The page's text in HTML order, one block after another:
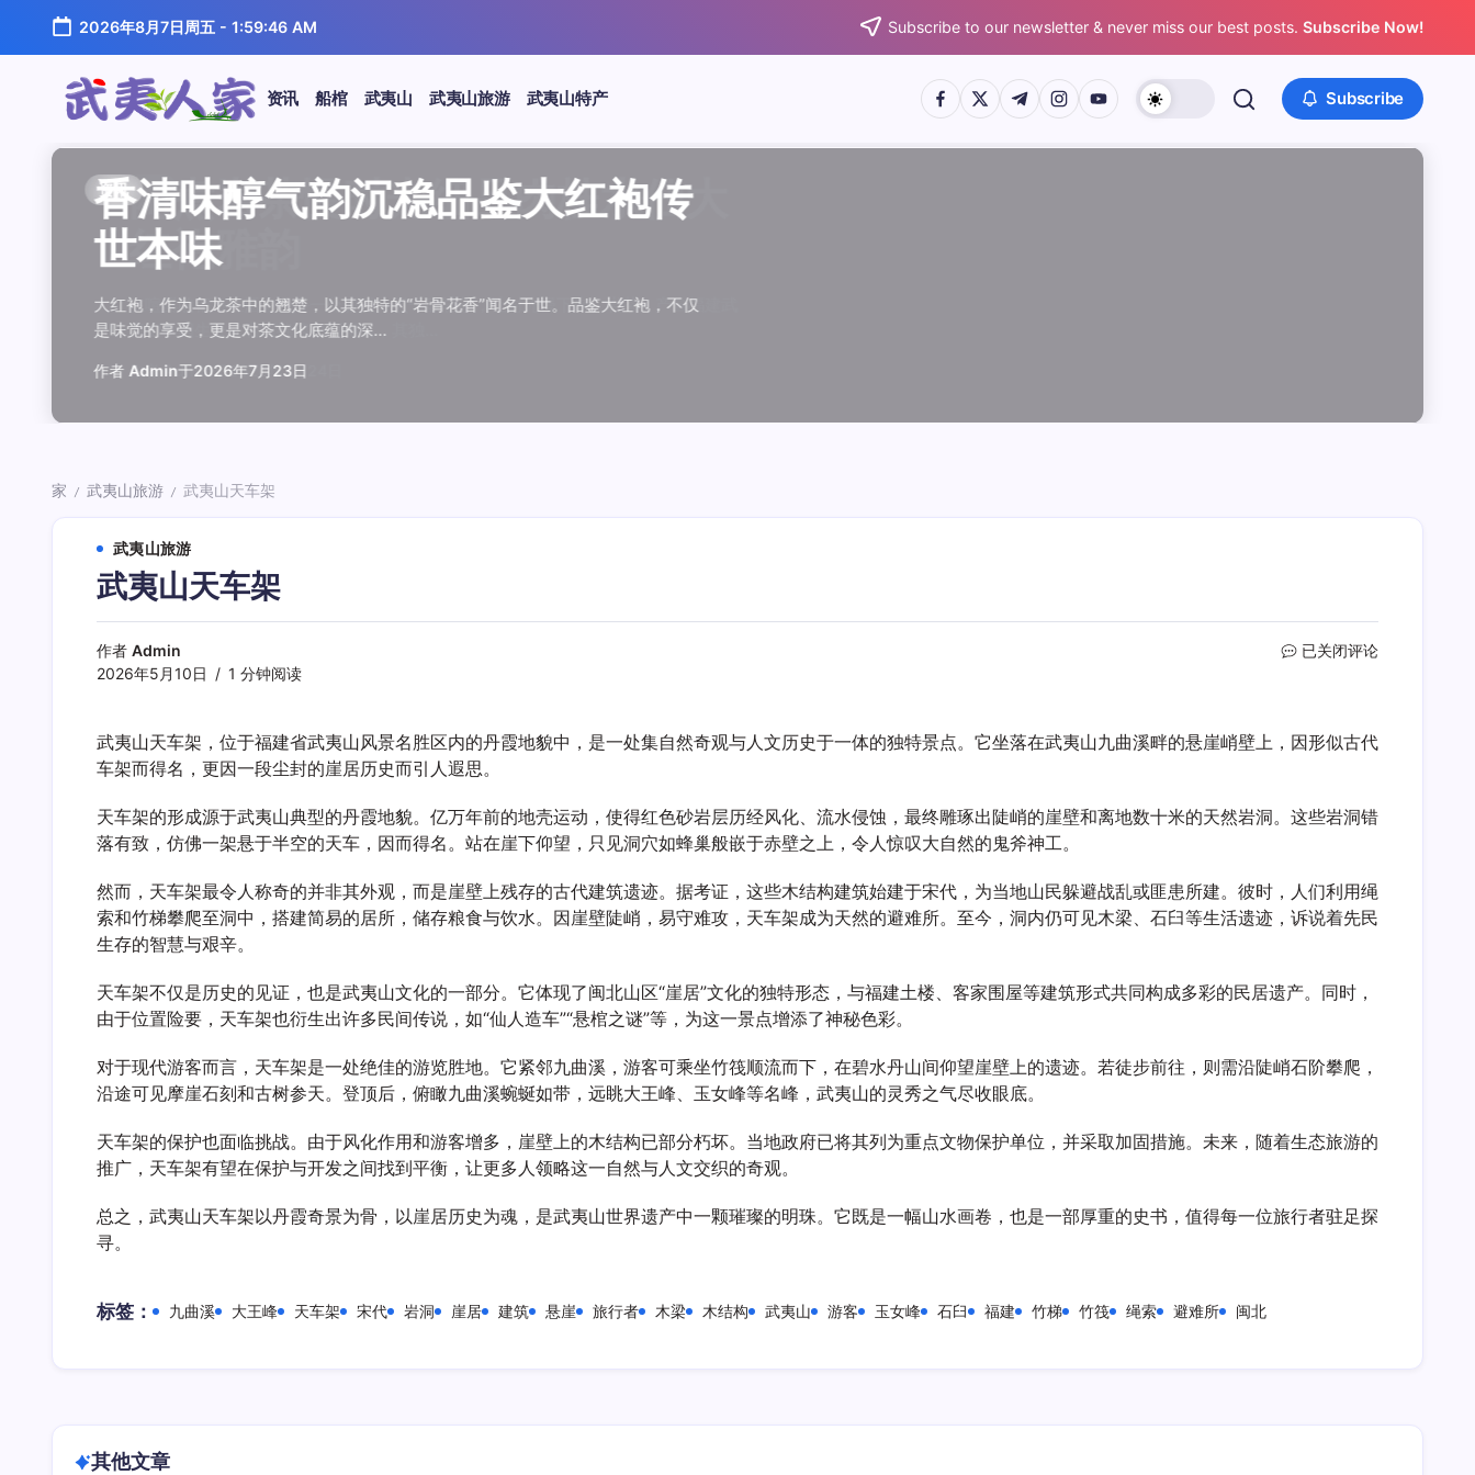
正
2026年8月7日周五- 1:59:47 AM Subscribe to our newsletter & never miss our best posts. Subscribe Now!
武
夷
资讯 船棺 武夷山 武夷山旅游 武夷山特产 https://www.facebook.com/
https://twitter.com/
https://t.me/
https://www.instagram.com/
https://youtube.com/ Subscribe
资讯
闲煮岩茶慢时光细品肉桂水仙大
红袍雅韵
在喧嚣的都市生活中，寻一处静谧，煮一壶岩茶，让时光慢下来。岩茶，产自福建武
夷山，因生长在岩石缝隙中而得名，其独…
作者 Admin于2026年7月24日
资讯
香清味醇气韵沉稳品鉴大红袍传
世本味
大红袍，作为乌龙茶中的翘楚，以其独特的“岩骨花香”闻名于世。品鉴大红袍，不仅
是味觉的享受，更是对茶文化底蕴的深…
作者 Admin于2026年7月23日
资讯
汤水顺滑底蕴绵长品鉴武夷水仙
温润质感
武夷水仙，作为乌龙茶中的经典品种，以其汤水顺滑、底蕴绵长而备受茶客青睐。品
鉴这款茶，仿佛在品味一段悠长的岁月，…
作者 Admin于2026年7月22日
资讯
唇齿留香久久不散品鉴武夷肉桂
独特魅力
武夷岩茶，素有“岩骨花香”之誉，而肉桂更是其中翘楚。其名源于香叶似肉桂，更因
其茶汤入口后，唇齿留香久久不散，令…
作者 Admin于2026年7月21日
资讯
岩韵浓淡各不同三款经典岩茶对
比品鉴
岩茶，作为乌龙茶中的瑰宝，以其独特的“岩韵”闻名于世。所谓岩韵，是茶叶在武夷
山丹霞地貌中吸收岩石矿物精华后形成…
作者 Admin于2026年7月20日
资讯
观汤色赏叶底全面品鉴肉桂水仙
大红袍
品鉴武夷岩茶，观汤色与赏叶底是关键环节。肉桂、水仙、大红袍作为岩茶代表，其
汤色与叶底各具特色，折射出工艺与山场…
作者 Admin于2026年7月19日
资讯
闲煮岩茶慢时光细品肉桂水仙大
红袍雅韵
在喧嚣的都市生活中，寻一处静谧，煮一壶岩茶，让时光慢下来。岩茶，产自福建武
夷山，因生长在岩石缝隙中而得名，其独…
作者 Admin于2026年7月24日
资讯
香清味醇气韵沉稳品鉴大红袍传
世本味
大红袍，作为乌龙茶中的翘楚，以其独特的“岩骨花香”闻名于世。品鉴大红袍，不仅
是味觉的享受，更是对茶文化底蕴的深…
作者 Admin于2026年7月23日
汤水顺滑底蕴绵长品鉴武夷水仙
温润质感
武夷水仙，作为乌龙茶中的经典品种，以其汤水顺滑、底蕴绵长而备受茶客青睐。品
鉴这款茶，仿佛在品味一段悠长的岁月，…
Admin于2026年7月22日
唇齿留香久久不散品鉴武夷肉桂
独特魅力
武夷岩茶，素有“岩骨花香”之誉，而肉桂更是其中翘楚。其名源于香叶似肉桂，更因
其茶汤入口后，唇齿留香久久不散，令…
Admin于2026年7月21日
岩韵浓淡各不同三款经典岩茶对
比品鉴
岩茶，作为乌龙茶中的瑰宝，以其独特的“岩韵”闻名于世。所谓岩韵，是茶叶在武夷
山丹霞地貌中吸收岩石矿物精华后形成…
Admin于2026年7月20日
观汤色赏叶底全面品鉴肉桂水仙
大红袍
品鉴武夷岩茶，观汤色与赏叶底是关键环节。肉桂、水仙、大红袍作为岩茶代表，其
汤色与叶底各具特色，折射出工艺与山场…
Admin于2026年7月19日
闲煮岩茶慢时光细品肉桂水仙大
红袍雅韵
在喧嚣的都市生活中，寻一处静谧，煮一壶岩茶，让时光慢下来。岩茶，产自福建武
夷山，因生长在岩石缝隙中而得名，其独…
Admin于2026年7月24日
香清味醇气韵沉稳品鉴大红袍传
世本味
大红袍，作为乌龙茶中的翘楚，以其独特的“岩骨花香”闻名于世。品鉴大红袍，不仅
是味觉的享受，更是对茶文化底蕴的深…
Admin于2026年7月23日
汤水顺滑底蕴绵长品鉴武夷水仙
温润质感
武夷水仙，作为乌龙茶中的经典品种，以其汤水顺滑、底蕴绵长而备受茶客青睐。品
鉴这款茶，仿佛在品味一段悠长的岁月，…
Admin于2026年7月22日
唇齿留香久久不散品鉴武夷肉桂
独特魅力
武夷岩茶，素有“岩骨花香”之誉，而肉桂更是其中翘楚。其名源于香叶似肉桂，更因
其茶汤入口后，唇齿留香久久不散，令…
Admin于2026年7月21日
岩韵浓淡各不同三款经典岩茶对
比品鉴
岩茶，作为乌龙茶中的瑰宝，以其独特的“岩韵”闻名于世。所谓岩韵，是茶叶在武夷
山丹霞地貌中吸收岩石矿物精华后形成…
Admin于2026年7月20日
观汤色赏叶底全面品鉴肉桂水仙
大红袍
品鉴武夷岩茶，观汤色与赏叶底是关键环节。肉桂、水仙、大红袍作为岩茶代表，其
汤色与叶底各具特色，折射出工艺与山场…
Admin于2026年7月19日
家 / 武夷山旅游 / 武夷山天车架
武夷山旅游
武夷山天车架
作者 Admin
2026年5月10日
1 分钟阅读
武
车
已关闭评论
武夷山天车架，位于福建省武夷山风景名胜区内的丹霞地貌中，是一处集自然奇观与人文历史于一体的独特景点。它坐落在武夷山九曲溪畔的悬崖峭壁上，因形似古代
车架而得名，更因一段尘封的崖居历史而引人遐思。
天车架的形成源于武夷山典型的丹霞地貌。亿万年前的地壳运动，使得红色砂岩层历经风化、流水侵蚀，最终雕琢出陡峭的崖壁和离地数十米的天然岩洞。这些岩洞错
落有致，仿佛一架悬于半空的天车，因而得名。站在崖下仰望，只见洞穴如蜂巢般嵌于赤壁之上，令人惊叹大自然的鬼斧神工。
然而，天车架最令人称奇的并非其外观，而是崖壁上残存的古代建筑遗迹。据考证，这些木结构建筑始建于宋代，为当地山民躲避战乱或匪患所建。彼时，人们利用绳
索和竹梯攀爬至洞中，搭建简易的居所，储存粮食与饮水。因崖壁陡峭，易守难攻，天车架成为天然的避难所。至今，洞内仍可见木梁、石臼等生活遗迹，诉说着先民
生存的智慧与艰辛。
天车架不仅是历史的见证，也是武夷山文化的一部分。它体现了闽北山区“崖居”文化的独特形态，与福建土楼、客家围屋等建筑形式共同构成多彩的民居遗产。同时，
由于位置险要，天车架也衍生出许多民间传说，如“仙人造车”“悬棺之谜”等，为这一景点增添了神秘色彩。
对于现代游客而言，天车架是一处绝佳的游览胜地。它紧邻九曲溪，游客可乘坐竹筏顺流而下，在碧水丹山间仰望崖壁上的遗迹。若徒步前往，则需沿陡峭石阶攀爬，
沿途可见摩崖石刻和古树参天。登顶后，俯瞰九曲溪蜿蜒如带，远眺大王峰、玉女峰等名峰，武夷山的灵秀之气尽收眼底。
天车架的保护也面临挑战。由于风化作用和游客增多，崖壁上的木结构已部分朽坏。当地政府已将其列为重点文物保护单位，并采取加固措施。未来，随着生态旅游的
推广，天车架有望在保护与开发之间找到平衡，让更多人领略这一自然与人文交织的奇观。
总之，武夷山天车架以丹霞奇景为骨，以崖居历史为魂，是武夷山世界遗产中一颗璀璨的明珠。它既是一幅山水画卷，也是一部厚重的史书，值得每一位旅行者驻足探
寻。
标签： 九曲溪 大王峰 天车架 宋代 岩洞 崖居 建筑 悬崖 旅行者 木梁 木结构 武夷山 游客 玉女峰 石臼 福建 竹梯 竹筏 绳索 避难所 闽北
其他文章